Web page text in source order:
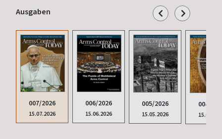
Ausgaben
007/2026
15.07.2026
006/2026
15.06.2026
005/2026
15.05.2026
004/